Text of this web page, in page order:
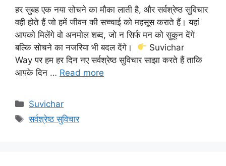
हर सुबह एक नया सोचने का मौका लाती है, और सर्वश्रेष्ठ सुविचार
वही होते हैं जो हमें जीवन की सच्चाई को महसूस कराते हैं। यहां
आपको मिलेंगे वो अनमोल शब्द, जो न सिर्फ मन को सुकून देंगे
बल्कि सोचने का नजरिया भी बदल देंगे।
Suvichar
Way पर हम हर दिन नए सर्वश्रेष्ठ सुविचार साझा करते हैं ताकि
आपके दिन … Read more
Categories
Suvichar
Tags
सर्वश्रेष्ठ सुविचार